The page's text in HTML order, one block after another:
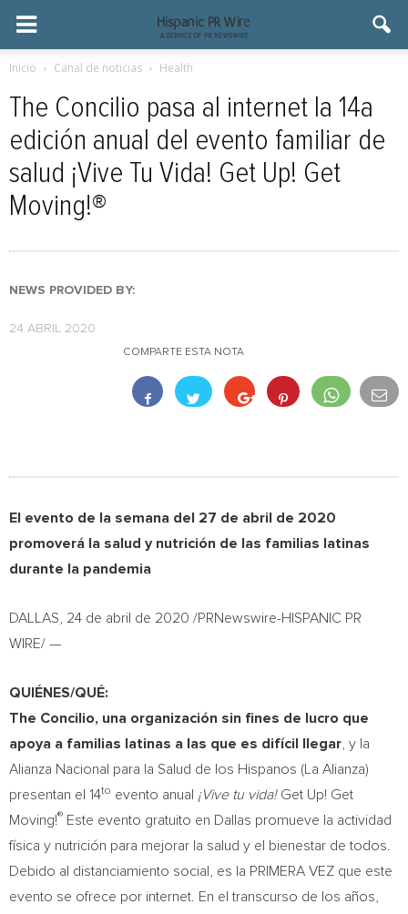
Inicio Canal de noticias Health
The Concilio pasa al internet la 14a
edición anual del evento familiar de
salud ¡Vive Tu Vida! Get Up! Get
Moving!®
NEWS PROVIDED BY:
24 ABRIL 2020
COMPARTE ESTA NOTA
El evento de la semana del 27 de abril de 2020
promoverá la salud y nutrición de las familias latinas
durante la pandemia
DALLAS , 24 de abril de 2020 /PRNewswire-HISPANIC PR
WIRE/ —
QUIÉNES/QUÉ:
The Concilio, una organización sin fines de lucro que
apoya a familias latinas a las que es difícil llegar , y la
Alianza Nacional para la Salud de los Hispanos (La Alianza)
presentan el 14to evento anual ¡Vive tu vida! Get Up! Get
Moving!® Este evento gratuito en Dallas promueve la actividad
física y nutrición para mejorar la salud y el bienestar de todos.
Debido al distanciamiento social, es la PRIMERA VEZ que este
evento se ofrece por internet. En el transcurso de los años,